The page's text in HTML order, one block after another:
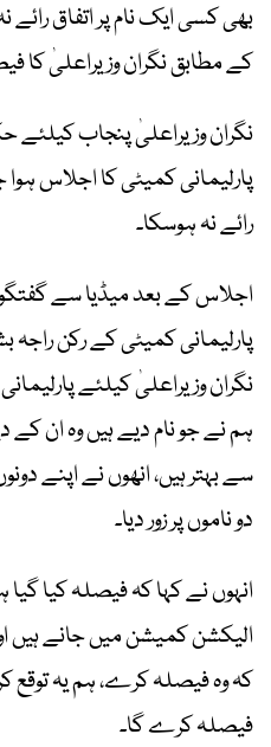
بھی کسی ایک نام پر اتفاق
کے مطابق نگران وزیراعلیٰ
نگران وزیراعلیٰ پنجاب کیلئے
پارلیمانی کمیٹی کا اجلاس
رائے نہ ہوسکا۔
اجلاس کے بعد میڈیا سے
پارلیمانی کمیٹی کے رکن راجہ
نگران وزیراعلیٰ کیلئے
ہم نے جو نام دیے ہیں وہ ان
سے بہتر ہیں، انھوں نے اپنے
دو ناموں پر زور دیا۔
انہوں نے کہا کہ فیصلہ کیا
الیکشن کمیشن میں جانے ہیں
کہ وہ فیصلہ کرے، ہم یہ توقع
فیصلہ کرے گا۔